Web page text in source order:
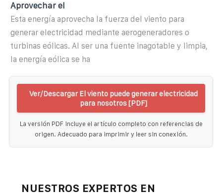
Aprovechar el
Esta energía aprovecha la fuerza del viento para
generar electricidad mediante aerogeneradores o
turbinas eólicas. Al ser una fuente inagotable y limpia,
la energía eólica se ha
Ver/Descargar El viento puede generar electricidad
para nosotros [PDF]
La versión PDF incluye el artículo completo con referencias de
origen. Adecuado para imprimir y leer sin conexión.
NUESTROS EXPERTOS EN